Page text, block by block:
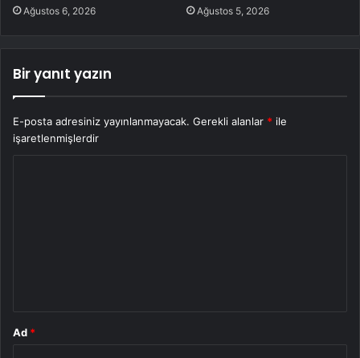
Ağustos 6, 2026 Ağustos 5, 2026
Bir yanıt yazın
E-posta adresiniz yayınlanmayacak. Gerekli alanlar * ile
işaretlenmişlerdir
Ad *